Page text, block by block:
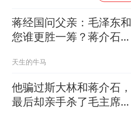
蒋经国问父亲：毛泽东和
您谁更胜一筹？蒋介石给
天生的牛马
他骗过斯大林和蒋介石，
最后却亲手杀了毛主席的